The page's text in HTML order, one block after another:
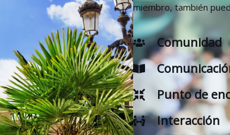
miembro, también
Comunidad
Punto de
Interacción